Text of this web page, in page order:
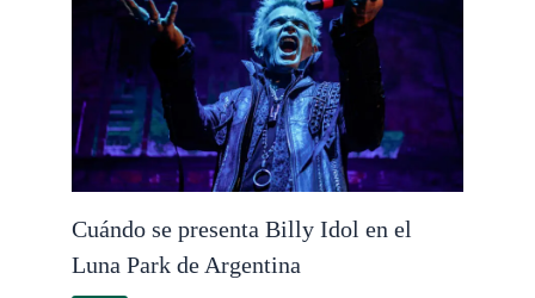
Cuándo se presenta Billy Idol en el
Luna Park de Argentina